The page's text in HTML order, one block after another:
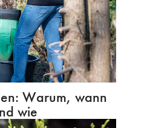
Warum, wann
wie